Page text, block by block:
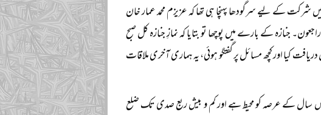
شرکت کے لیے سرگودھا پہنچا ہی تھا کہ عزیزم محمد عمار خان
جنازہ کے بارے میں پوچھا تو بتایا کہ نمازِ جنازہ کل صبح
کیا اور کچھ مسائل پر گفتگو ہوئی، یہ ہماری آخری ملاقات
سال کے عرصہ کو محیط ہے اور کم و بیش ربع صدی تک ضلع